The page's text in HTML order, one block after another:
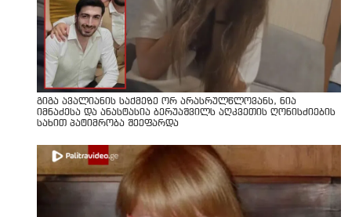
გიგა ავალიანის საქმეზე ორ არასრულწლოვანს, ნია
იმნაძესა და ანასტასია ბერუაშვილს აღკვეთის ღონისძიების
სახით პატიმრობა შეეფარდა